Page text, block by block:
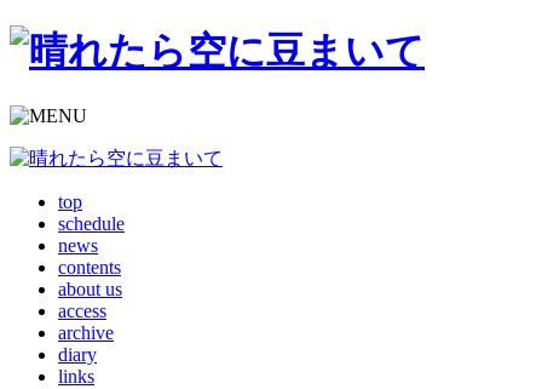
top
schedule
news
contents
about us
access
archive
diary
links